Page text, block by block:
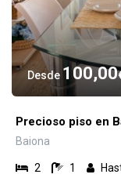
Desde 100,00
Precioso piso en
Baiona
2 1